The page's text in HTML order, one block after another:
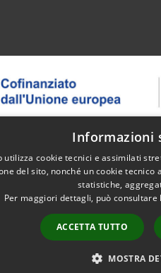
– ASSE 1 - OS 1.2 -
– Progetto: Itinerari ed eventi
Informazioni
utilizza cookie tecnici e assimilati
del sito, nonché un cookie
statistiche,
Per maggiori dettagli, può consultare
ACCETTA TUTTO
MOSTRA